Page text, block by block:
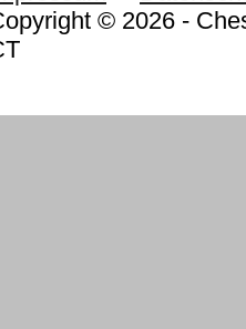
© 2026 -